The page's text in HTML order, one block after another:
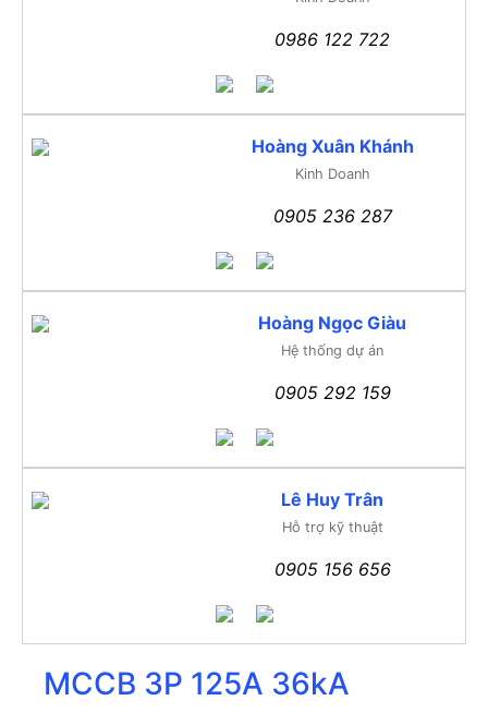
0986 122 722
Hoàng Xuân Khánh
Kinh Doanh
0905 236 287
Hoàng Ngọc Giàu
Hệ thống dự án
0905 292 159
Lê Huy Trân
Hỗ trợ kỹ thuật
0905 156 656
MCCB 3P 125A 36kA